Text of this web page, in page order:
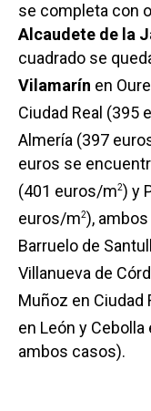
se completa con
Alcaudete de la
cuadrado se
Vilamarín en
Ciudad Real (395
Almería (397
euros se
(401 euros/m2) y
euros/m2),
Barruelo de
Villanueva de
Muñoz en Ciudad
en León y
ambos casos).